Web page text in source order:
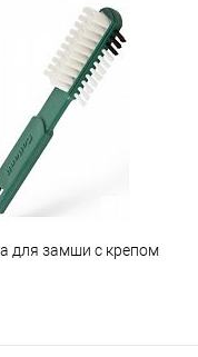
для замши с крепом